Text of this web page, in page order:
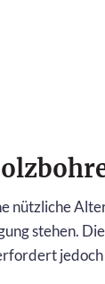
nützliche
stehen.